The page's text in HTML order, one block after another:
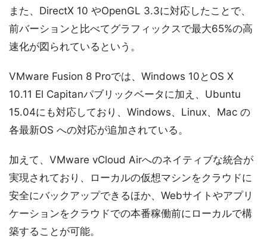
また、DirectX 10 やOpenGL 3.3に対応したことで、
前バーションと比べてグラフィックスで最大65%の高
速化が図られているという。
VMware Fusion 8 Proでは、Windows 10とOS X
10.11 El Capitanパブリックベータに加え、Ubuntu
15.04にも対応しており、Windows、Linux、Mac の
各最新OS への対応が追加されている。
加えて、VMware vCloud Airへのネイティブな統合が
実現されており、ローカルの仮想マシンをクラウドに
安全にバックアップできるほか、Webサイトやアプリ
ケーションをクラウドでの本番稼働前にローカルで構
築することが可能。